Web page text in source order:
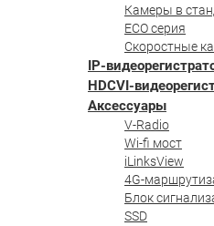
Камеры в
ECO серия
Скоростные
IP-
HDCVI-
Аксессуары
V-Radio
Wi-fi мост
iLinksView
4G-
Блок
SSD